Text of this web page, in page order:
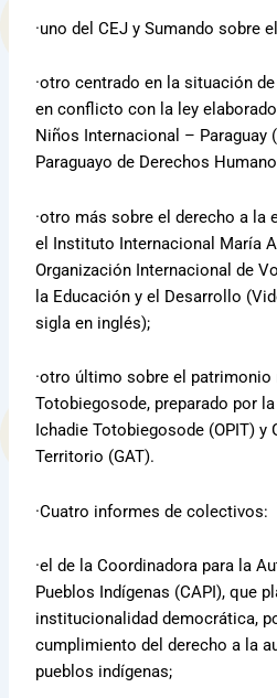
·uno del CEJ y Sumando sobre
·otro centrado en la situación
en conflicto con la ley
Niños Internacional – Paraguay
Paraguayo de Derechos
·otro más sobre el derecho a la
el Instituto Internacional María
Organización Internacional de
la Educación y el Desarrollo
sigla en inglés);
·otro último sobre el
Totobiegosode, preparado por
Ichadie Totobiegosode (OPIT) y
Territorio (GAT).
·Cuatro informes de colectivos:
·el de la Coordinadora para la
Pueblos Indígenas (CAPI), que
institucionalidad democrática,
cumplimiento del derecho a la
pueblos indígenas;